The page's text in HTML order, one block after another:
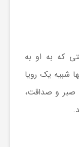
که به او به
شبیه یک رویا
صبر و صداقت،